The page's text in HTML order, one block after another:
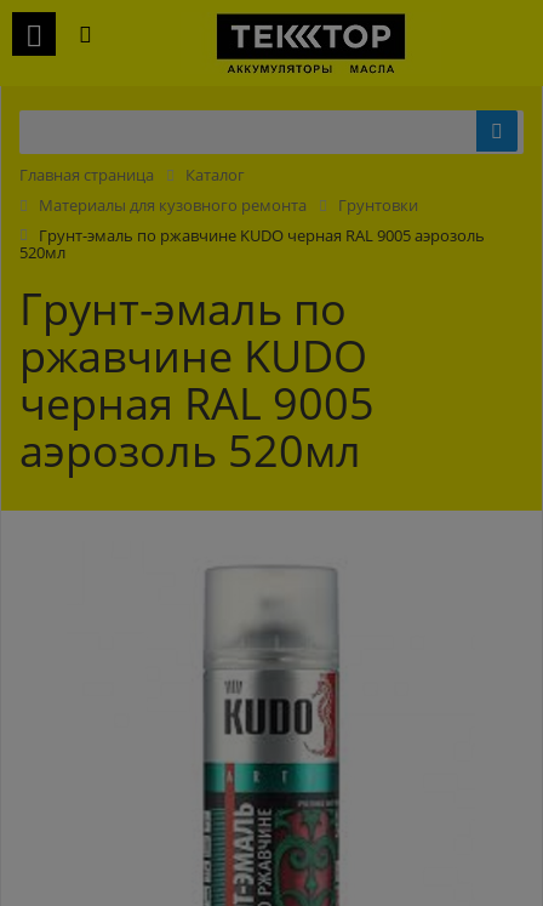
Главная страница
Каталог
Материалы для кузовного ремонта
Грунтовки
Грунт-эмаль по ржавчине KUDO черная RAL 9005 аэрозоль
520мл
Грунт-эмаль по
ржавчине KUDO
черная RAL 9005
аэрозоль 520мл